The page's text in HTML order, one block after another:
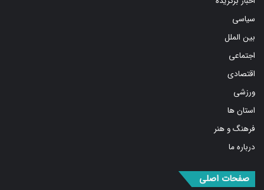
سیاسی
بین الملل
اجتماعی
اقتصادی
ورزشی
استان ها
فرهنگ و هنر
درباره ما